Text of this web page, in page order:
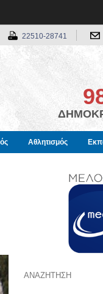
22510-28741
Αθλητισμός